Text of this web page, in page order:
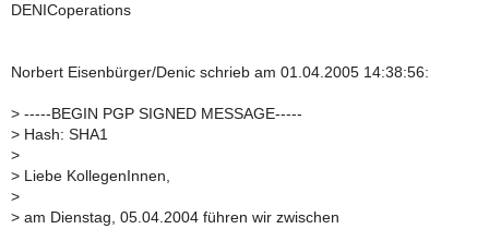
DENICoperations
Norbert Eisenbürger/Denic schrieb am 01.04.2005 14:38:56:
> -----BEGIN PGP SIGNED MESSAGE-----
> Hash: SHA1
>
> Liebe KollegenInnen,
>
> am Dienstag, 05.04.2004 führen wir zwischen